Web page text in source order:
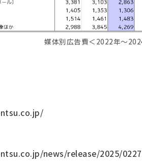
媒体別広告費＜2022年～
news/release/2025/